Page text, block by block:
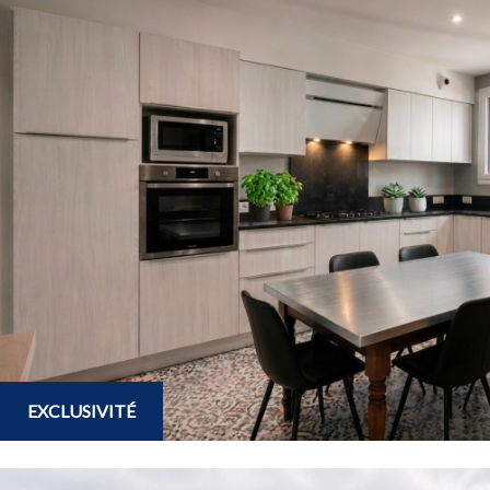
Critères supplémentaires
Piscine Parking Terrasse
EXCLUSIVITÉ